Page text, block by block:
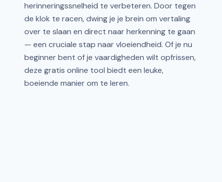
herinneringssnelheid te verbeteren. Door tegen
de klok te racen, dwing je je brein om vertaling
over te slaan en direct naar herkenning te gaan
— een cruciale stap naar vloeiendheid. Of je nu
beginner bent of je vaardigheden wilt opfrissen,
deze gratis online tool biedt een leuke,
boeiende manier om te leren.